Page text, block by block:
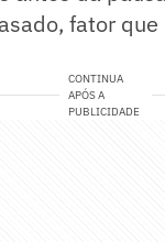
fator
CONTINUA
APÓS A
PUBLICIDADE